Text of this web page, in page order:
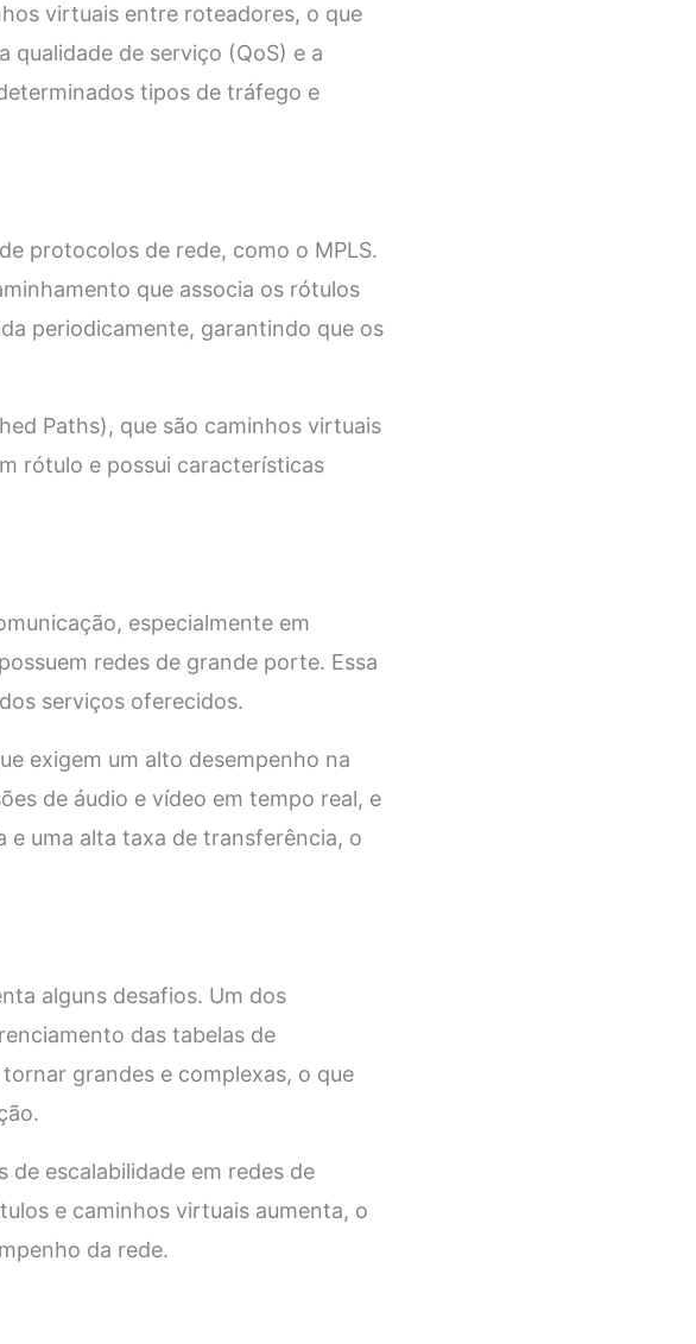
virtuais entre roteadores, o que
qualidade de serviço (QoS) e a
tipos de tráfego e
protocolos de rede, como o MPLS.
que associa os rótulos
periodicamente, garantindo que os
Paths), que são caminhos virtuais
rótulo e possui características
especialmente em
redes de grande porte. Essa
serviços oferecidos.
exigem um alto desempenho na
de áudio e vídeo em tempo real, e
e uma alta taxa de transferência, o
alguns desafios. Um dos
das tabelas de
grandes e complexas, o que
escalabilidade em redes de
e caminhos virtuais aumenta, o
da rede.